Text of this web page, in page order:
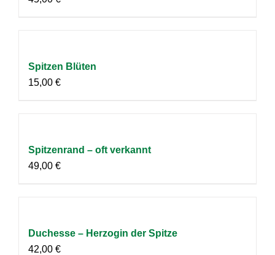
Spitzen Blüten
15,00 €
Spitzenrand – oft verkannt
49,00 €
Duchesse – Herzogin der Spitze
42,00 €